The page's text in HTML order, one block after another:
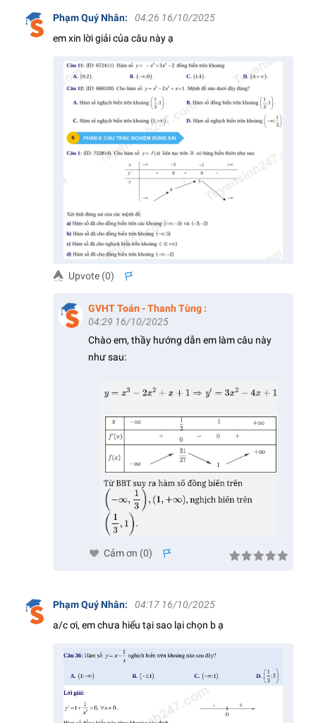
Phạm Quý Nhân:
04:26 16/10/2025
em xin lời giải của câu này ạ
Upvote (0)
GVHT Toán - Thanh Tùng :
04:29 16/10/2025
Chào em, thầy hướng dẫn em làm câu này
như sau:
Cảm ơn (0)
Phạm Quý Nhân:
04:17 16/10/2025
a/c ơi, em chưa hiểu tại sao lại chọn b ạ